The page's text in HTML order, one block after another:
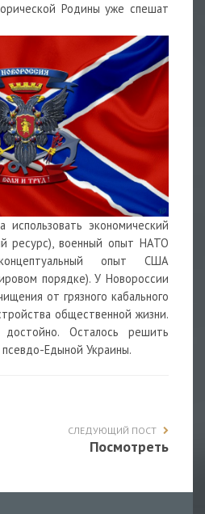
Родины уже спешат
использовать экономический
ресурс), военный опыт НАТО
опыт США
порядке). У Новороссии
от грязного кабального
общественной жизни.
Осталось решить
Едыной Украины.
СЛЕДУЮЩИЙ ПОСТ
Посмотреть